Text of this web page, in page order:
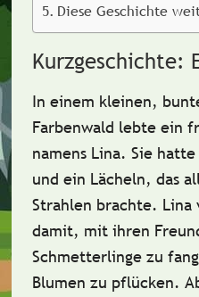
Diese Geschichte
Kurzgeschichte:
In einem kleinen,
Farbenwald lebte ein
namens Lina. Sie hatte
und ein Lächeln, das
Strahlen brachte. Lina
damit, mit ihren
Schmetterlinge zu
Blumen zu pflücken.